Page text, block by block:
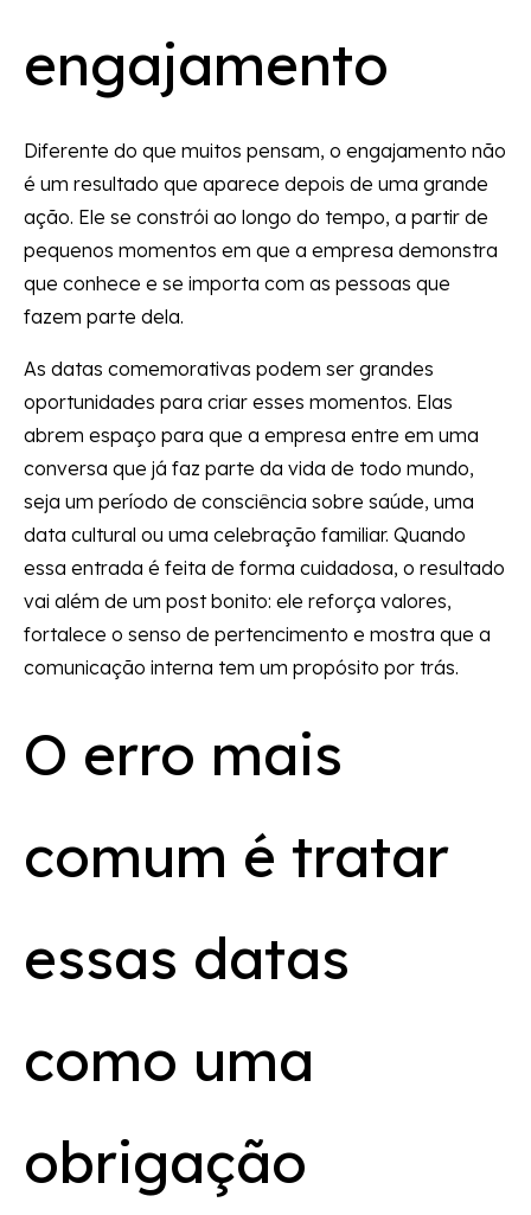
engajamento
Diferente do que muitos pensam, o engajamento não
é um resultado que aparece depois de uma grande
ação. Ele se constrói ao longo do tempo, a partir de
pequenos momentos em que a empresa demonstra
que conhece e se importa com as pessoas que
fazem parte dela.
As datas comemorativas podem ser grandes
oportunidades para criar esses momentos. Elas
abrem espaço para que a empresa entre em uma
conversa que já faz parte da vida de todo mundo,
seja um período de consciência sobre saúde, uma
data cultural ou uma celebração familiar. Quando
essa entrada é feita de forma cuidadosa, o resultado
vai além de um post bonito: ele reforça valores,
fortalece o senso de pertencimento e mostra que a
comunicação interna tem um propósito por trás.
O erro mais
comum é tratar
essas datas
como uma
obrigação